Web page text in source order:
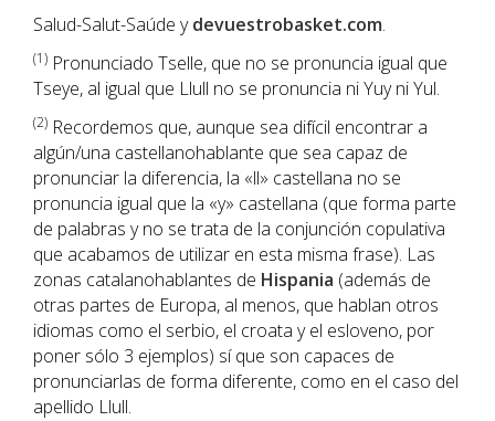
Salud-Salut-Saúde ydevuestrobasket.com.
(1) Pronunciado Tselle, que no se pronuncia igual que
Tseye, al igual que Llull no se pronuncia ni Yuy ni Yul.
(2) Recordemos que, aunque sea difícil encontrar a
algún/una castellanohablante que sea capaz de
pronunciar la diferencia, la «ll» castellana no se
pronuncia igual que la «y» castellana (que forma parte
de palabras y no se trata de la conjunción copulativa
que acabamos de utilizar en esta misma frase). Las
zonas catalanohablantes de Hispania (además de
otras partes de Europa, al menos, que hablan otros
idiomas como el serbio, el croata y el esloveno, por
poner sólo 3 ejemplos) sí que son capaces de
pronunciarlas de forma diferente, como en el caso del
apellido Llull.